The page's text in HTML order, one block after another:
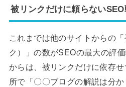
被リンクだけに頼らない
これまでは他のサイトからの
ク）」の数がSEOの最大の評
からは、被リンクだけに依存
所で「〇〇ブログの解説は分